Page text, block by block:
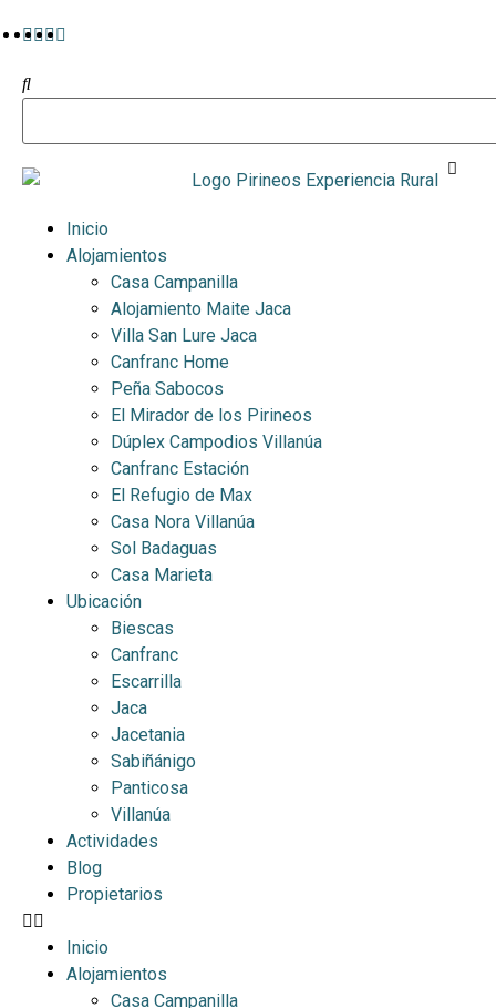
Inicio
Alojamientos
Casa Campanilla
Alojamiento Maite Jaca
Villa San Lure Jaca
Canfranc Home
Peña Sabocos
El Mirador de los Pirineos
Dúplex Campodios Villanúa
Canfranc Estación
El Refugio de Max
Casa Nora Villanúa
Sol Badaguas
Casa Marieta
Ubicación
Biescas
Canfranc
Escarrilla
Jaca
Jacetania
Sabiñánigo
Panticosa
Villanúa
Actividades
Blog
Propietarios
Inicio
Alojamientos
Casa Campanilla